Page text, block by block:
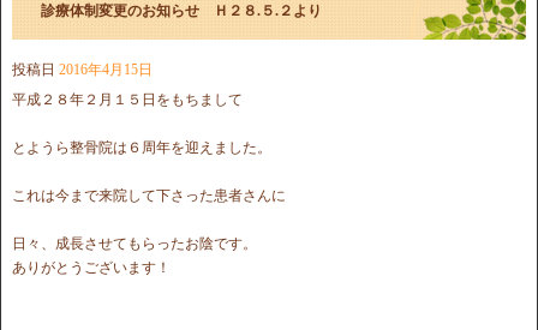
診療体制変更のお知らせ Ｈ２８.５.２より
投稿日 2016年4月15日
平成２８年２月１５日をもちまして
とようら整骨院は６周年を迎えました。
これは今まで来院して下さった患者さんに
日々、成長させてもらったお陰です。
ありがとうございます！